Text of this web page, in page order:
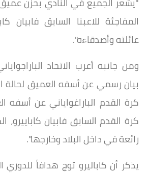
المفاجئة للاعبنا السابق فابيان
عائلته وأصدقاءه".
ومن جانبه أعرب الاتحاد
بيان رسمي عن أسفه العميق لحالة
كرة القدم الباراغواياني عن أسفه
كرة القدم السابق فابيان
رائعة في داخل البلاد وخارجها".
يذكر أن كاباليرو توج هدافاً للدوري